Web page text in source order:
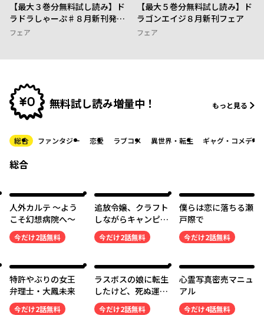
【最大３巻分無料試し読み】ド
ラドラしゃーぷ♯８月新刊発売
記念♪
フェア
【最大５巻分無料試し読み】ド
ラゴンエイジ８月新刊フェア
フェア
無料試し読み増量中！ もっと見る
総合 ファンタジー 恋愛 ラブコメ 異世界・転生 ギャグ・コメディ
総合
人外カルテ ～よう
こそ幻想病院へ～
今だけ2話無料
追放令嬢、クラフト
しながらキャンピン
グカーで異世界を旅
します
今だけ2話無料
僕らは恋に落ちる瀬
戸際で
今だけ2話無料
特許やぶりの女王
弁理士・大鳳未来
今だけ2話無料
ラスボスの娘に転生
したけど、死ぬ運命
はお断りです
今だけ2話無料
心霊写真密売マニュ
アル
今だけ4話無料